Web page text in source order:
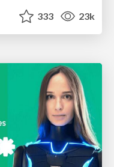
333 23k